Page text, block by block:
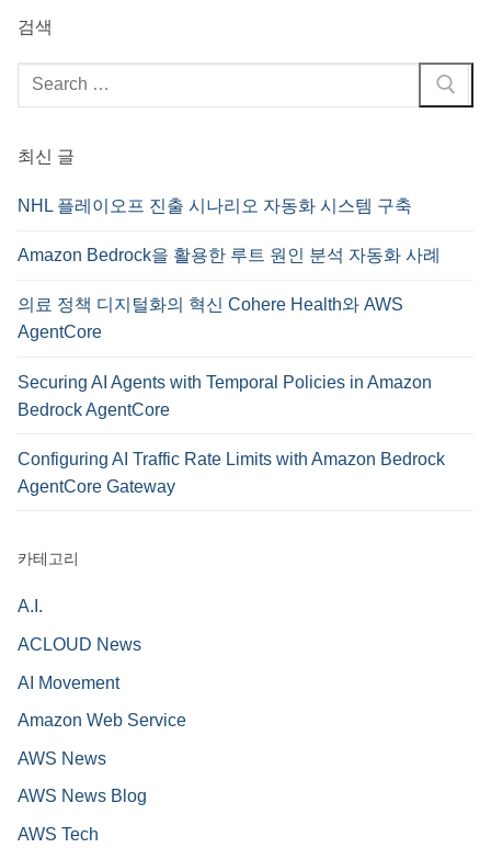
검색
검
색
최신 글
NHL 플레이오프 진출 시나리오 자동화 시스템 구축
Amazon Bedrock을 활용한 루트 원인 분석 자동화 사례
의료 정책 디지털화의 혁신 Cohere Health와 AWS
AgentCore
Securing AI Agents with Temporal Policies in Amazon
Bedrock AgentCore
Configuring AI Traffic Rate Limits with Amazon Bedrock
AgentCore Gateway
카테고리
A.I.
ACLOUD News
AI Movement
Amazon Web Service
AWS News
AWS News Blog
AWS Tech